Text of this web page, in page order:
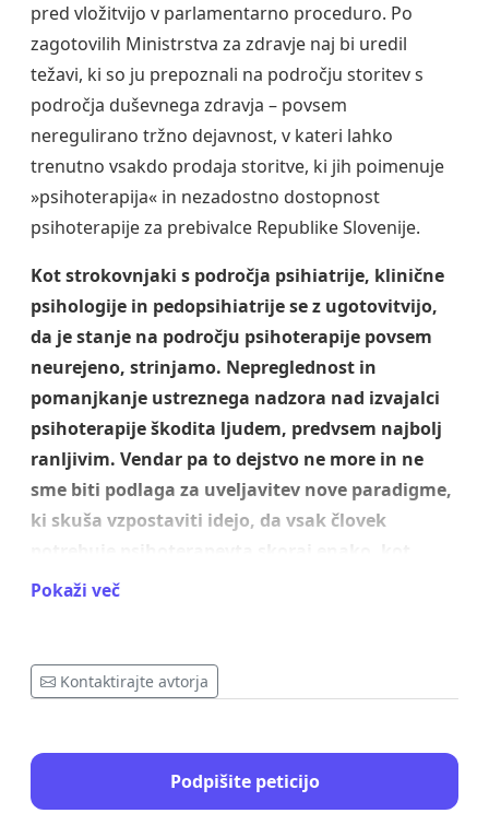
pred vložitvijo v parlamentarno proceduro. Po
zagotovilih Ministrstva za zdravje naj bi uredil
težavi, ki so ju prepoznali na področju storitev s
področja duševnega zdravja – povsem
neregulirano tržno dejavnost, v kateri lahko
trenutno vsakdo prodaja storitve, ki jih poimenuje
»psihoterapija« in nezadostno dostopnost
psihoterapije za prebivalce Republike Slovenije.
Kot strokovnjaki s področja psihiatrije, klinične
psihologije in pedopsihiatrije se z ugotovitvijo,
da je stanje na področju psihoterapije povsem
neurejeno, strinjamo. Nepreglednost in
pomanjkanje ustreznega nadzora nad izvajalci
psihoterapije škodita ljudem, predvsem najbolj
ranljivim. Vendar pa to dejstvo ne more in ne
sme biti podlaga za uveljavitev nove paradigme,
ki skuša vzpostaviti idejo, da vsak človek
potrebuje izbranega pediatra, družinskega
življenje mora država zagotoviti v prvi vrsti z
ustreznimi osnovnimi življenjskimi pogoji,
enakovredne možnosti za zdravje vseh
prebivalcev.
Kot družba nikakor ne smemo sprejeti
Pokaži več
Kontaktirajte avtorja
Podpišite peticijo